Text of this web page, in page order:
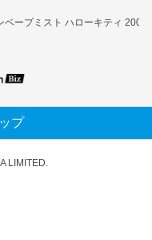
ベープミスト ハローキティ
プ
LIMITED.